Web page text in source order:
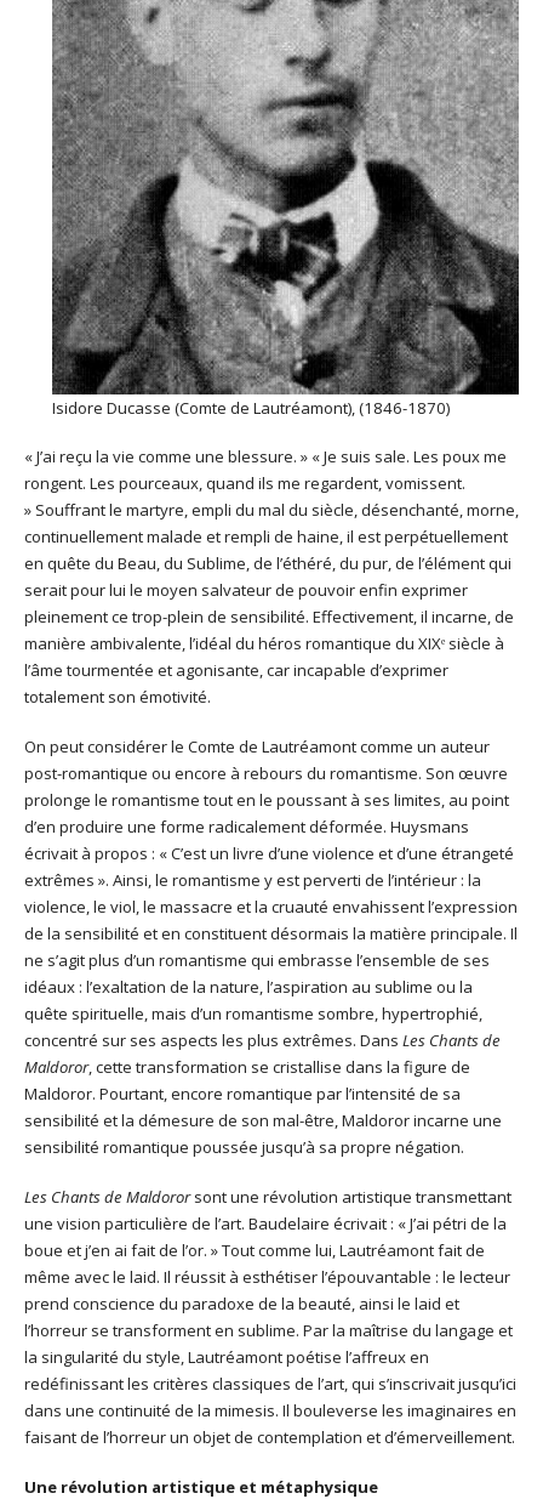
Isidore Ducasse (Comte de Lautréamont), (1846-1870)
« J’ai reçu la vie comme une blessure. » « Je suis sale. Les poux me
rongent. Les pourceaux, quand ils me regardent, vomissent.
» Souffrant le martyre, empli du mal du siècle, désenchanté, morne,
continuellement malade et rempli de haine, il est perpétuellement
en quête du Beau, du Sublime, de l’éthéré, du pur, de l’élément qui
serait pour lui le moyen salvateur de pouvoir enfin exprimer
pleinement ce trop-plein de sensibilité. Effectivement, il incarne, de
manière ambivalente, l’idéal du héros romantique du XIXᵉ siècle à
l’âme tourmentée et agonisante, car incapable d’exprimer
totalement son émotivité.
On peut considérer le Comte de Lautréamont comme un auteur
post-romantique ou encore à rebours du romantisme. Son œuvre
prolonge le romantisme tout en le poussant à ses limites, au point
d’en produire une forme radicalement déformée. Huysmans
écrivait à propos : « C’est un livre d’une violence et d’une étrangeté
extrêmes ». Ainsi, le romantisme y est perverti de l’intérieur : la
violence, le viol, le massacre et la cruauté envahissent l’expression
de la sensibilité et en constituent désormais la matière principale. Il
ne s’agit plus d’un romantisme qui embrasse l’ensemble de ses
idéaux : l’exaltation de la nature, l’aspiration au sublime ou la
quête spirituelle, mais d’un romantisme sombre, hypertrophié,
concentré sur ses aspects les plus extrêmes. Dans Les Chants de
Maldoror, cette transformation se cristallise dans la figure de
Maldoror. Pourtant, encore romantique par l’intensité de sa
sensibilité et la démesure de son mal-être, Maldoror incarne une
sensibilité romantique poussée jusqu’à sa propre négation.
Les Chants de Maldororsont une révolution artistique transmettant
une vision particulière de l’art. Baudelaire écrivait : « J’ai pétri de la
boue et j’en ai fait de l’or. » Tout comme lui, Lautréamont fait de
même avec le laid. Il réussit à esthétiser l’épouvantable : le lecteur
prend conscience du paradoxe de la beauté, ainsi le laid et
l’horreur se transforment en sublime. Par la maîtrise du langage et
la singularité du style, Lautréamont poétise l’affreux en
redéfinissant les critères classiques de l’art, qui s’inscrivait jusqu’ici
dans une continuité de la mimesis. Il bouleverse les imaginaires en
faisant de l’horreur un objet de contemplation et d’émerveillement.
Une révolution artistique et métaphysique